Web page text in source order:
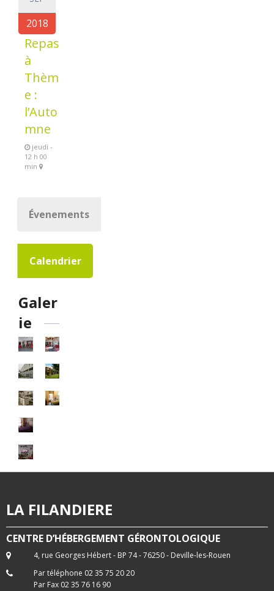
2018
Repas
à
Thèm
e :
l’Auto
mne
jeudi -
12 h 00
min
Évenements
Calendrier
Galer
ie
LA FILANDIERE
CENTRE D’HÉBERGEMENT GÉRONTOLOGIQUE
4, rue Georges Hébert - BP 74 - 76250 - Deville-les-Rouen
Par téléphone 02 35 75 20 20
Par Fax 02 35 76 16 90